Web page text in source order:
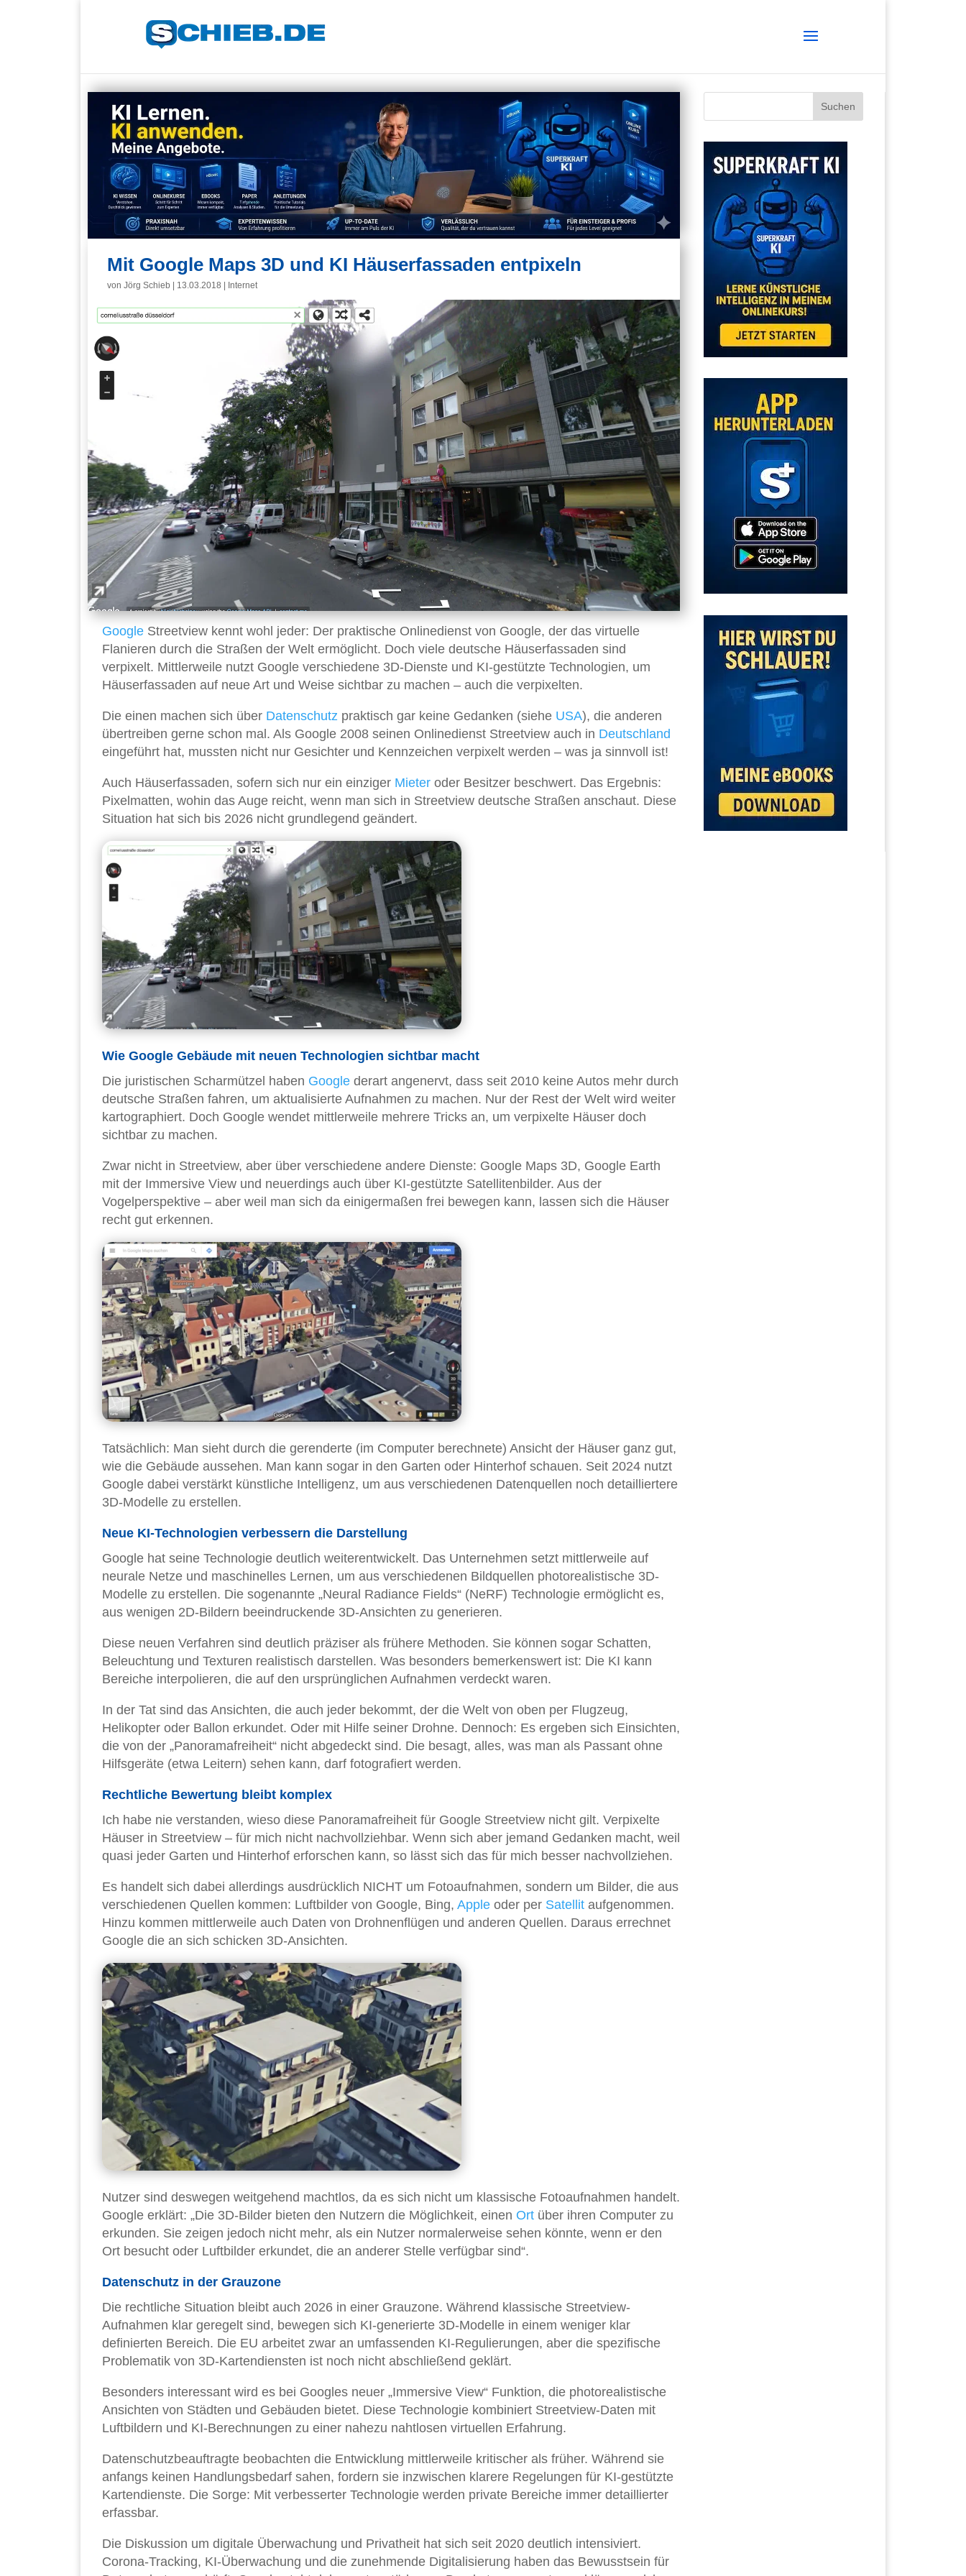
Mit Google Maps 3D und KI Häuserfassaden entpixeln
von Jörg Schieb 13.03.2018 Internet
Google Streetview kennt wohl jeder: Der praktische Onlinedienst von Google, der das virtuelle
Flanieren durch die Straßen der Welt ermöglicht. Doch viele deutsche Häuserfassaden sind
verpixelt. Mittlerweile nutzt Google verschiedene 3D-Dienste und KI-gestützte Technologien, um
Häuserfassaden auf neue Art und Weise sichtbar zu machen – auch die verpixelten.
Die einen machen sich über Datenschutz praktisch gar keine Gedanken (siehe USA), die anderen
übertreiben gerne schon mal. Als Google 2008 seinen Onlinedienst Streetview auch in Deutschland
eingeführt hat, mussten nicht nur Gesichter und Kennzeichen verpixelt werden – was ja sinnvoll ist!
Auch Häuserfassaden, sofern sich nur ein einziger Mieter oder Besitzer beschwert. Das Ergebnis:
Pixelmatten, wohin das Auge reicht, wenn man sich in Streetview deutsche Straßen anschaut. Diese
Situation hat sich bis 2026 nicht grundlegend geändert.
Wie Google Gebäude mit neuen Technologien sichtbar macht
Die juristischen Scharmützel haben Google derart angenervt, dass seit 2010 keine Autos mehr durch
deutsche Straßen fahren, um aktualisierte Aufnahmen zu machen. Nur der Rest der Welt wird weiter
kartographiert. Doch Google wendet mittlerweile mehrere Tricks an, um verpixelte Häuser doch
sichtbar zu machen.
Zwar nicht in Streetview, aber über verschiedene andere Dienste: Google Maps 3D, Google Earth
mit der Immersive View und neuerdings auch über KI-gestützte Satellitenbilder. Aus der
Vogelperspektive – aber weil man sich da einigermaßen frei bewegen kann, lassen sich die Häuser
recht gut erkennen.
Tatsächlich: Man sieht durch die gerenderte (im Computer berechnete) Ansicht der Häuser ganz gut,
wie die Gebäude aussehen. Man kann sogar in den Garten oder Hinterhof schauen. Seit 2024 nutzt
Google dabei verstärkt künstliche Intelligenz, um aus verschiedenen Datenquellen noch detailliertere
3D-Modelle zu erstellen.
Neue KI-Technologien verbessern die Darstellung
Google hat seine Technologie deutlich weiterentwickelt. Das Unternehmen setzt mittlerweile auf
neurale Netze und maschinelles Lernen, um aus verschiedenen Bildquellen photorealistische 3D-
Modelle zu erstellen. Die sogenannte „Neural Radiance Fields“ (NeRF) Technologie ermöglicht es,
aus wenigen 2D-Bildern beeindruckende 3D-Ansichten zu generieren.
Diese neuen Verfahren sind deutlich präziser als frühere Methoden. Sie können sogar Schatten,
Beleuchtung und Texturen realistisch darstellen. Was besonders bemerkenswert ist: Die KI kann
Bereiche interpolieren, die auf den ursprünglichen Aufnahmen verdeckt waren.
In der Tat sind das Ansichten, die auch jeder bekommt, der die Welt von oben per Flugzeug,
Helikopter oder Ballon erkundet. Oder mit Hilfe seiner Drohne. Dennoch: Es ergeben sich Einsichten,
die von der „Panoramafreiheit“ nicht abgedeckt sind. Die besagt, alles, was man als Passant ohne
Hilfsgeräte (etwa Leitern) sehen kann, darf fotografiert werden.
Rechtliche Bewertung bleibt komplex
Ich habe nie verstanden, wieso diese Panoramafreiheit für Google Streetview nicht gilt. Verpixelte
Häuser in Streetview – für mich nicht nachvollziehbar. Wenn sich aber jemand Gedanken macht, weil
quasi jeder Garten und Hinterhof erforschen kann, so lässt sich das für mich besser nachvollziehen.
Es handelt sich dabei allerdings ausdrücklich NICHT um Fotoaufnahmen, sondern um Bilder, die aus
verschiedenen Quellen kommen: Luftbilder von Google, Bing, Apple oder per Satellit aufgenommen.
Hinzu kommen mittlerweile auch Daten von Drohnenflügen und anderen Quellen. Daraus errechnet
Google die an sich schicken 3D-Ansichten.
Nutzer sind deswegen weitgehend machtlos, da es sich nicht um klassische Fotoaufnahmen handelt.
Google erklärt: „Die 3D-Bilder bieten den Nutzern die Möglichkeit, einen Ort über ihren Computer zu
erkunden. Sie zeigen jedoch nicht mehr, als ein Nutzer normalerweise sehen könnte, wenn er den
Ort besucht oder Luftbilder erkundet, die an anderer Stelle verfügbar sind“.
Datenschutz in der Grauzone
Die rechtliche Situation bleibt auch 2026 in einer Grauzone. Während klassische Streetview-
Aufnahmen klar geregelt sind, bewegen sich KI-generierte 3D-Modelle in einem weniger klar
definierten Bereich. Die EU arbeitet zwar an umfassenden KI-Regulierungen, aber die spezifische
Problematik von 3D-Kartendiensten ist noch nicht abschließend geklärt.
Besonders interessant wird es bei Googles neuer „Immersive View“ Funktion, die photorealistische
Ansichten von Städten und Gebäuden bietet. Diese Technologie kombiniert Streetview-Daten mit
Luftbildern und KI-Berechnungen zu einer nahezu nahtlosen virtuellen Erfahrung.
Datenschutzbeauftragte beobachten die Entwicklung mittlerweile kritischer als früher. Während sie
anfangs keinen Handlungsbedarf sahen, fordern sie inzwischen klarere Regelungen für KI-gestützte
Kartendienste. Die Sorge: Mit verbesserter Technologie werden private Bereiche immer detaillierter
erfassbar.
Die Diskussion um digitale Überwachung und Privatheit hat sich seit 2020 deutlich intensiviert.
Corona-Tracking, KI-Überwachung und die zunehmende Digitalisierung haben das Bewusstsein für